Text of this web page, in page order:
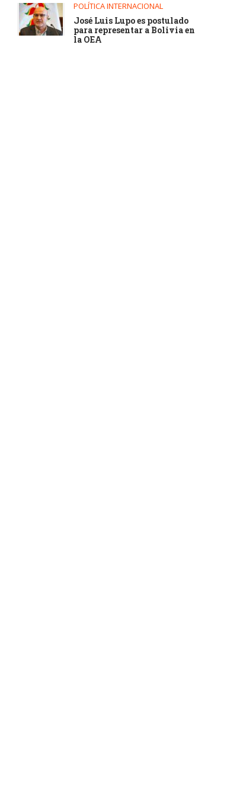
POLÍTICA INTERNACIONAL
José Luis Lupo es postulado
para representar a Bolivia en
la OEA